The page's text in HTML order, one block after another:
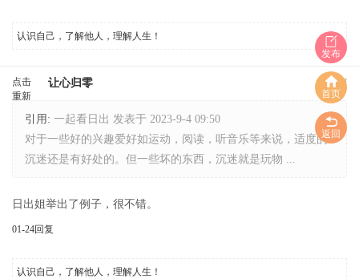
认识自己，了解他人，理解人生！
点击
重新
10 #
让心归零
引用: 一起看日出 发表于 2023-9-4 09:50
对于一些好的兴趣爱好如运动，阅读，听音乐等来说，适度的
沉迷还是有好处的。但一些坏的东西，沉迷就是玩物 ...
日出姐举出了例子，很不错。
01-24回复
认识自己，了解他人，理解人生！
发布
首页
返回